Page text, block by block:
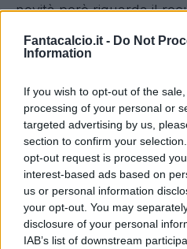
Fantacalcio.it - Do Not
Information
If you wish to opt-out of the
processing of your personal or
targeted advertising by us,
section to confirm your
opt-out request is processed
interest-based ads based on
us or personal information
your opt-out. You may
disclosure of your personal
IAB’s list of downstream
novità però riguarda il
dall'infortunio, con
allenamento provato al
nessuno: da Brkic al
giovane Belec che pare
conservano le loro
Torino, ha dichiarato
troverà posto Martinho,
Lazzari è da mettere in
Tandem d'attacco